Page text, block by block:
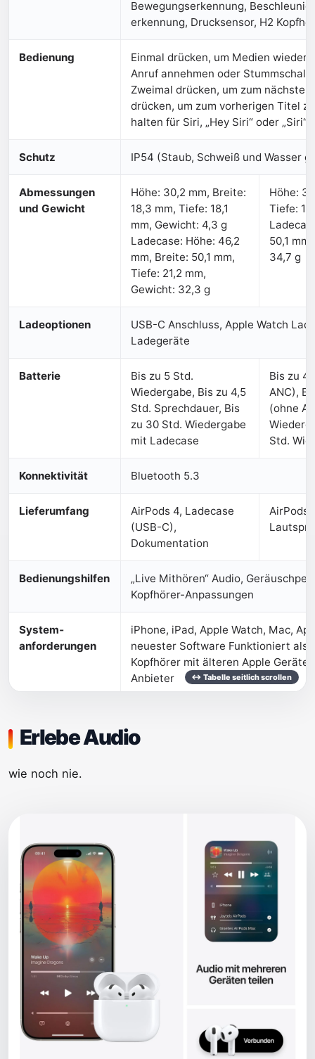
Bewegungs­erkennung,
erkennung, Drucksensor, H2
Bedienung
Einmal drücken, um Medien
Anruf annehmen oder
Zweimal drücken, um zum
drücken, um zum vorherigen Titel
halten für Siri, „Hey Siri“ oder „Siri“
Schutz IP54 (Staub, Schweiß und Wasser
Abmessungen
und Gewicht
Höhe: 30,2 mm, Breite:
18,3 mm, Tiefe: 18,1
mm, Gewicht: 4,3 g
Ladecase: Höhe: 46,2
mm, Breite: 50,1 mm,
Tiefe: 21,2 mm,
Gewicht: 32,3 g
Höhe:
Tiefe:
50,1
34,7 g
Ladeoptionen
USB-C Anschluss, Apple Watch
Ladegeräte
Batterie
Bis zu 5 Std.
Wiedergabe, Bis zu 4,5
Std. Sprechdauer, Bis
zu 30 Std. Wiedergabe
mit Ladecase
Bis zu 4
ANC),
(ohne
Std.
Konnektivität Bluetooth 5.3
Lieferumfang
AirPods 4, Ladecase
(USB-C),
Dokumentation
AirPods
Bedienungshilfen
„Live Mithören“ Audio,
Kopfhörer-Anpassungen
System­
anforderungen
iPhone, iPad, Apple Watch, Mac,
neuester Software Funktioniert als
Kopfhörer mit älteren Apple
Anbieter
Erlebe Audio
wie noch nie.